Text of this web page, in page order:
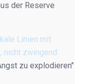
der Reserve
Linien mit
nicht zwingend
zu explodieren"